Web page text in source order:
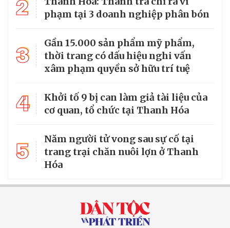
2
phạm tại 3 doanh nghiệp phân bón
3
Gần 15.000 sản phẩm mỹ phẩm,
thời trang có dấu hiệu nghi vấn
xâm phạm quyền sở hữu trí tuệ
4
Khởi tố 9 bị can làm giả tài liệu của
cơ quan, tổ chức tại Thanh Hóa
5
Năm người tử vong sau sự cố tại
trang trại chăn nuôi lợn ở Thanh
Hóa